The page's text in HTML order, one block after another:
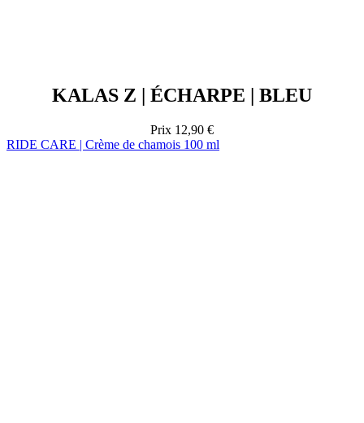
KALAS Z | ÉCHARPE | BLEU
Prix 12,90 €
RIDE CARE | Crème de chamois 100 ml